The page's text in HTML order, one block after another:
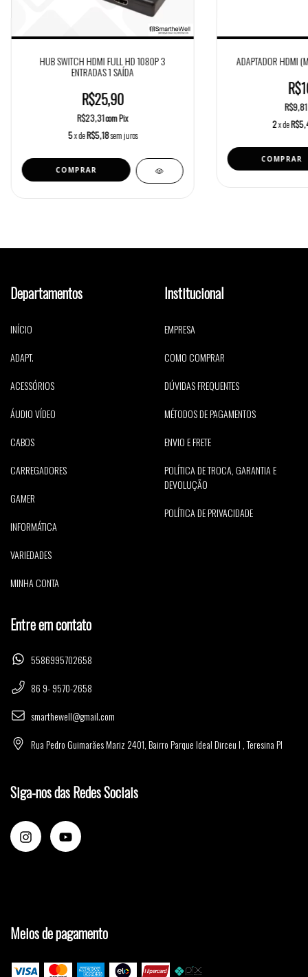
HUB SWITCH HDMI FULL HD 1080P 3
ENTRADAS 1 SAÍDA
R$25,90
R$23,31comPix
5x deR$5,18sem juros
ADAPTADOR HDMI
R$9,81
2x de
Departamentos
INÍCIO
ADAPT.
ACESSÓRIOS
ÁUDIO VÍDEO
CABOS
CARREGADORES
GAMER
INFORMÁTICA
VARIEDADES
MINHA CONTA
Institucional
EMPRESA
COMO COMPRAR
DÚVIDAS FREQUENTES
MÉTODOS DE PAGAMENTOS
ENVIO E FRETE
POLÍTICA DE TROCA, GARANTIA E
DEVOLUÇÃO
POLÍTICA DE PRIVACIDADE
Entre em contato
5586995702658
86 9- 9570-2658
smarthewell@gmail.com
Rua Pedro Guimarães Mariz 2401, Bairro Parque Ideal Dirceu I , Teresina PI
Siga-nos das Redes Sociais
Meios de pagamento